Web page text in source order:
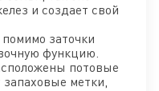
и создает свой
заточки
функцию.
потовые
метки,